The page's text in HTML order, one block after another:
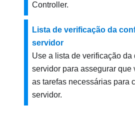
Controller.
Lista de verificação da
servidor
Use a lista de verificação da
servidor para assegurar que
as tarefas necessárias para
servidor.